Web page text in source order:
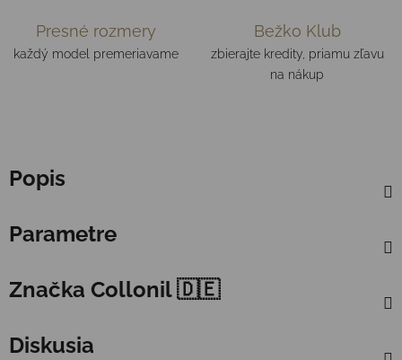
Presné rozmery
každý model premeriavame
Bežko Klub
zbierajte kredity, priamu zľavu
na nákup
Popis
Parametre
Značka Collonil 🇩🇪
Diskusia